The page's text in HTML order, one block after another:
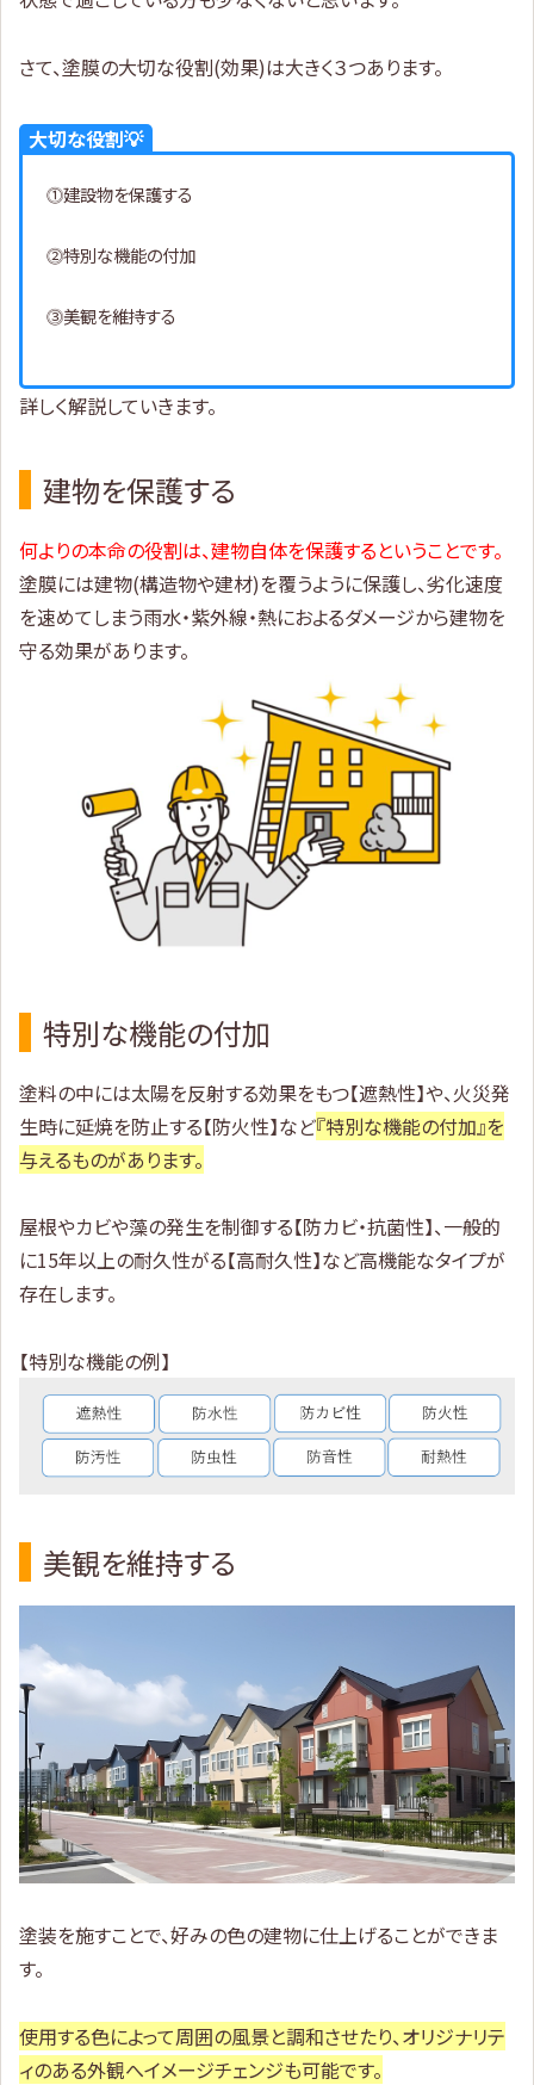
さて、塗膜の大切な役割(効果)は大きく３つあります。
大切な役割💡
⓵建設物を保護する
⓶特別な機能の付加
⓷美観を維持する
詳しく解説していきます。
建物を保護する
何よりの本命の役割は、建物自体を保護するということです。
塗膜には建物(構造物や建材)を覆うように保護し、劣化速度
を速めてしまう雨水・紫外線・熱におよるダメージから建物を
守る効果があります。
特別な機能の付加
塗料の中には太陽を反射する効果をもつ【遮熱性】や、火災発
生時に延焼を防止する【防火性】など『特別な機能の付加』を
与えるものがあります。
屋根やカビや藻の発生を制御する【防カビ・抗菌性】、一般的
に15年以上の耐久性がる【高耐久性】など高機能なタイプが
存在します。
【特別な機能の例】
美観を維持する
塗装を施すことで、好みの色の建物に仕上げることができま
す。
使用する色によって周囲の風景と調和させたり、オリジナリテ
ィのある外観へイメージチェンジも可能です。